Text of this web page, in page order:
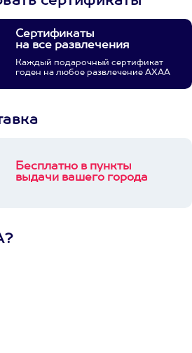
Сертификаты
на все развлечения
Каждый подарочный сертификат
годен на любое развлечение АХАА
Бесплатно в пункты
выдачи вашего города